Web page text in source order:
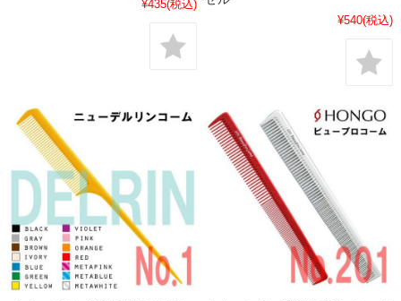
¥435(税込)
¥540(税込)